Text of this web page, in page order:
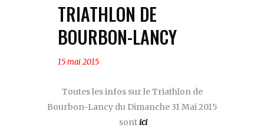
TRIATHLON DE
BOURBON-LANCY
15 mai 2015
Toutes les infos sur le Triathlon de
Bourbon-Lancy du Dimanche 31 Mai 2015
sontici